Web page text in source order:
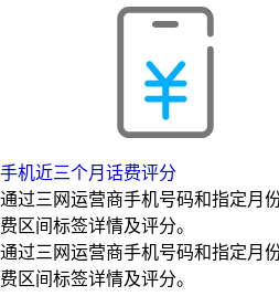
手机近三个月话费评分
通过三网运营商手机号码和指定月
费区间标签详情及评分。
通过三网运营商手机号码和指定月
费区间标签详情及评分。